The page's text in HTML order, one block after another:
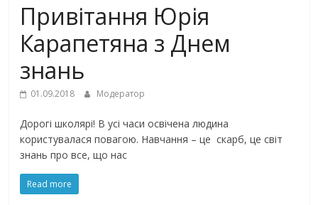
Привітання Юрія
Карапетяна з Днем
знань
01.09.2018 Модератор
Дорогі школярі! В усі часи освічена людина
користувалася повагою. Навчання – це скарб, це світ
знань про все, що нас
Read more